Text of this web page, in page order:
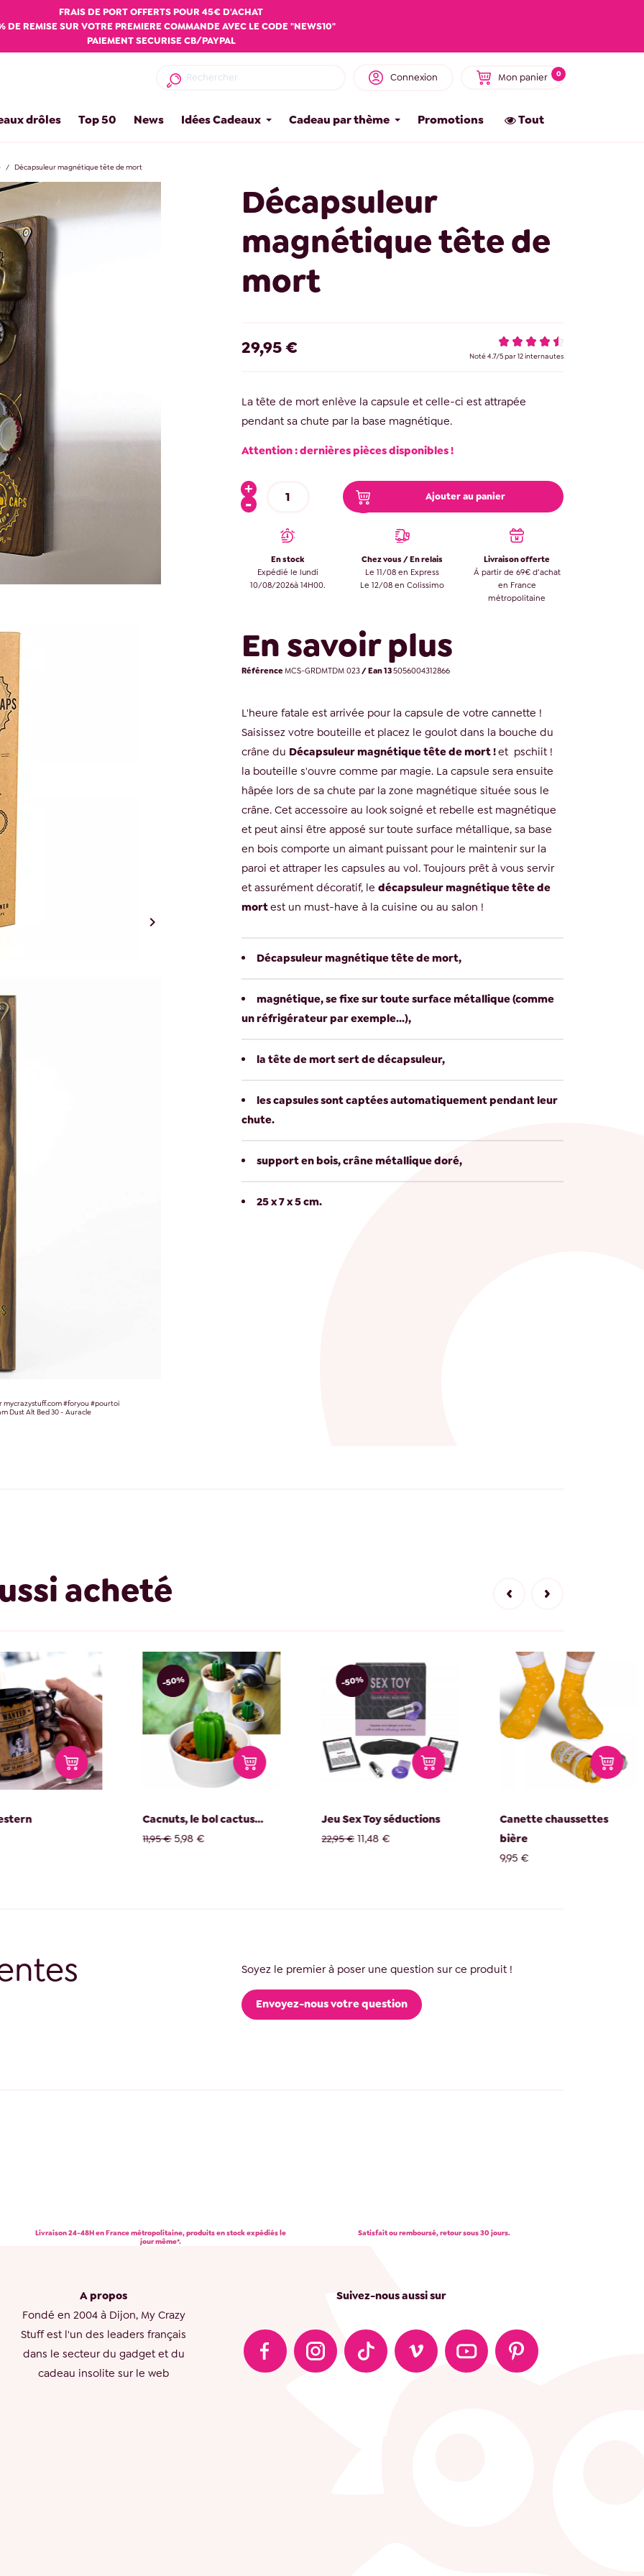
FRAIS DE PORT OFFERTS POUR 45€ D'ACHAT
DE REMISE SUR VOTRE PREMIERE COMMANDE AVEC LE CODE "NEWS10"
PAIEMENT SECURISE CB/PAYPAL
Connexion Mon panier 0
Tout
Promotions
Cadeau par thème
Idées Cadeaux
News
Top 50
drôles
Décapsuleur magnétique tête de mort

mycrazystuff.com#foryou #pourtoi
Dust Alt Bed 30 - Auracle
Décapsuleur
magnétique tête de
mort
29,95 € Noté4.7/5par12internautes
La tête de mort enlève la capsule et celle-ci est attrapée
pendant sa chute par la base magnétique.
Attention : dernières pièces disponibles !
Ajouter au panier
En stock
Expédié le lundi
10/08/2026à 14H00.
Chez vous / En relais
Le 11/08 en Express
Le 12/08 en Colissimo
Livraison offerte
À partir de 69€ d’achat
en France
métropolitaine
En savoir plus
RéférenceMCS-GRDMTDM 023/ Ean 135056004312866
L'heure fatale est arrivée pour la capsule de votre cannette !
Saisissez votre bouteille et placez le goulot dans la bouche du
crâne du Décapsuleur magnétique tête de mort !et pschiit !
la bouteille s'ouvre comme par magie. La capsule sera ensuite
hâpée lors de sa chute par la zone magnétique située sous le
crâne. Cet accessoire au look soigné et rebelle est magnétique
et peut ainsi être apposé sur toute surface métallique, sa base
en bois comporte un aimant puissant pour le maintenir sur la
paroi et attraper les capsules au vol. Toujours prêt à vous servir
et assurément décoratif, le décapsuleur magnétique tête de
mortest un must-have à la cuisine ou au salon !
Décapsuleur magnétique tête de mort,
magnétique, se fixe sur toute surface métallique (comme
un réfrigérateur par exemple...),
la tête de mort sert de décapsuleur,
les capsules sont captées automatiquement pendant leur
chute.
support en bois, crâne métallique doré,
25 x 7 x 5 cm.
acheté
-50%
Cacnuts, le bol cactus...
11,95 € 5,98 €
-50%
Jeu Sex Toy séductions
22,95 € 11,48 €
Canette chaussettes
bière
9,95 €
Soyez le premier à poser une question sur ce produit !
Envoyez-nous votre question
Livraison 24-48H en France métropolitaine, produits en stock expédiés le
jour même*.
Satisfait ou remboursé, retour sous 30 jours.
A propos
Fondé en 2004 à Dijon, My Crazy
Stuff est l'un des leaders français
dans le secteur du gadget et du
cadeau insolite sur le web
Suivez-nous aussi sur